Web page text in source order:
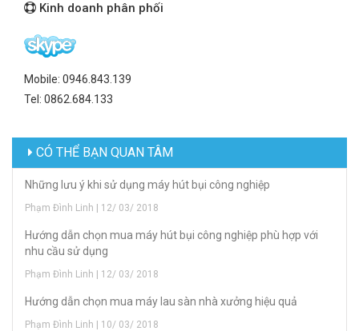
Kinh doanh phân phối
Mobile: 0946.843.139
Tel: 0862.684.133
CÓ THỂ BẠN QUAN TÂM
Những lưu ý khi sử dụng máy hút bụi công nghiệp
Phạm Đình Linh | 12/ 03/ 2018
Hướng dẫn chọn mua máy hút bụi công nghiệp phù hợp với
nhu cầu sử dụng
Phạm Đình Linh | 12/ 03/ 2018
Hướng dẫn chọn mua máy lau sàn nhà xưởng hiệu quả
Phạm Đình Linh | 10/ 03/ 2018